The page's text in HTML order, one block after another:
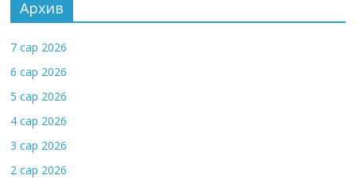
Архив
7 сар 2026
6 сар 2026
5 сар 2026
4 сар 2026
3 сар 2026
2 сар 2026